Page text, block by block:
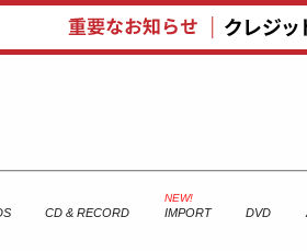
CD & RECORD IMPORT DVD